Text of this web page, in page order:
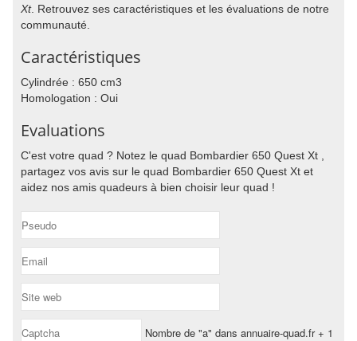
Xt. Retrouvez ses caractéristiques et les évaluations de notre
communauté.
Caractéristiques
Cylindrée : 650 cm3
Homologation : Oui
Evaluations
C'est votre quad ? Notez le quad Bombardier 650 Quest Xt ,
partagez vos avis sur le quad Bombardier 650 Quest Xt et
aidez nos amis quadeurs à bien choisir leur quad !
Nombre de "a" dans annuaire-quad.fr + 1